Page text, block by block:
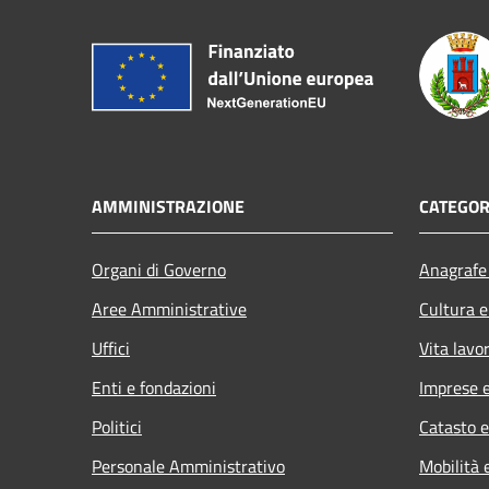
AMMINISTRAZIONE
Organi di Governo
Aree Amministrative
Uffici
Enti e fondazioni
Politici
Personale Amministrativo
Cultura
Vita
Imprese
Catasto
Mobilità